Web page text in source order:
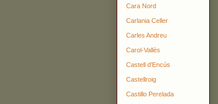
Cara Nord
Carlania Celler
Carles Andreu
Carol-Vallès
Castell d'Encús
Castellroig
Castillo Perelada